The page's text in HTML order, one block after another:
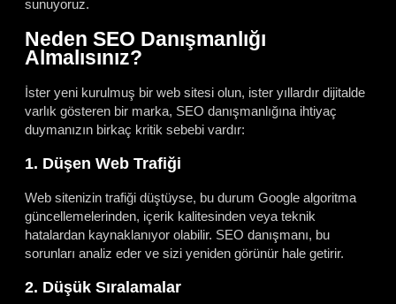
sunuyoruz.
Neden SEO Danışmanlığı
Almalısınız?
İster yeni kurulmuş bir web sitesi olun, ister yıllardır dijitalde
varlık gösteren bir marka, SEO danışmanlığına ihtiyaç
duymanızın birkaç kritik sebebi vardır:
1. Düşen Web Trafiği
Web sitenizin trafiği düştüyse, bu durum Google algoritma
güncellemelerinden, içerik kalitesinden veya teknik
hatalardan kaynaklanıyor olabilir. SEO danışmanı, bu
sorunları analiz eder ve sizi yeniden görünür hale getirir.
2. Düşük Sıralamalar